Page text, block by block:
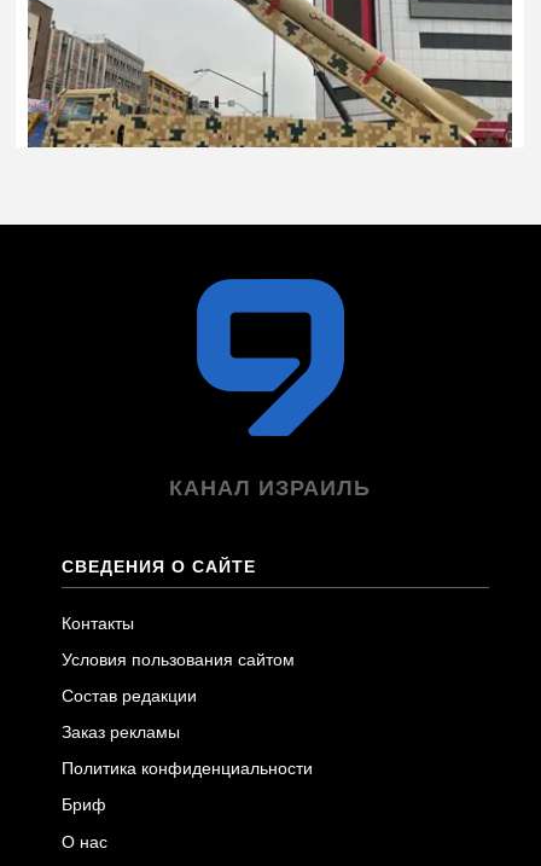
КАНАЛ ИЗРАИЛЬ
СВЕДЕНИЯ О САЙТЕ
Контакты
Условия пользования сайтом
Состав редакции
Заказ рекламы
Политика конфиденциальности
Бриф
О нас